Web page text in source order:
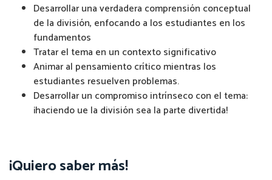
Desarrollar una verdadera comprensión conceptual
de la división, enfocando a los estudiantes en los
fundamentos
Tratar el tema en un contexto significativo
Animar al pensamiento crítico mientras los
estudiantes resuelven problemas.
Desarrollar un compromiso intrínseco con el tema:
¡haciendo ue la división sea la parte divertida!
¡Quiero saber más!